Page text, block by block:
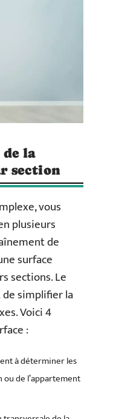
la
section
vous
plusieurs
de
surface
sections. Le
simplifier la
Voici 4
:
à déterminer les
ou de l’appartement